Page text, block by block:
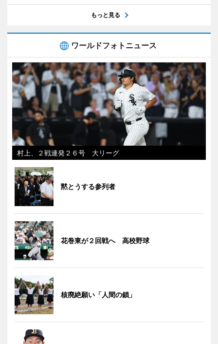
もっと見る
ワールドフォトニュース
村上、２戦連発２６号 大リーグ
黙とうする参列者
花巻東が２回戦へ 高校野球
核廃絶願い「人間の鎖」